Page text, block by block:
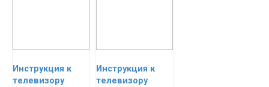
Инструкция к
телевизору
Инструкция к
телевизору